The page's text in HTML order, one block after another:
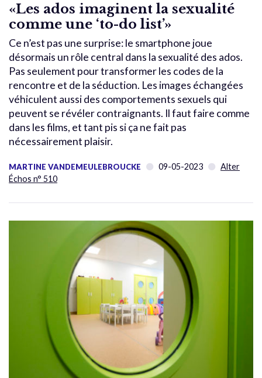
«Les ados imaginent la sexualité
comme une ‘to-do list’»
Ce n’est pas une surprise: le smartphone joue
désormais un rôle central dans la sexualité des ados.
Pas seulement pour transformer les codes de la
rencontre et de la séduction. Les images échangées
véhiculent aussi des comportements sexuels qui
peuvent se révéler contraignants. Il faut faire comme
dans les films, et tant pis si ça ne fait pas
nécessairement plaisir.
MARTINE VANDEMEULEBROUCKE 09-05-2023
Alter
Échos n° 510